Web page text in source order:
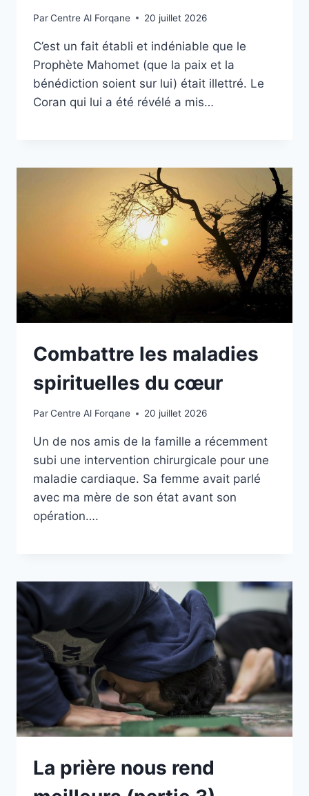
ParCentre Al Forqane 20 juillet 2026
C’est un fait établi et indéniable que le
Prophète Mahomet (que la paix et la
bénédiction soient sur lui) était illettré. Le
Coran qui lui a été révélé a mis…
Combattre les maladies
spirituelles du cœur
ParCentre Al Forqane 20 juillet 2026
Un de nos amis de la famille a récemment
subi une intervention chirurgicale pour une
maladie cardiaque. Sa femme avait parlé
avec ma mère de son état avant son
opération….
La prière nous rend